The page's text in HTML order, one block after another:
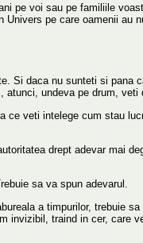
pe voi sau pe familiile
pe care oamenii au
Si daca nu sunteti si
atunci, undeva pe drum,
ce veti intelege cum stau
drept adevar mai
sa va spun adevarul.
a timpurilor, trebuie
invizibil, traind in cer, care